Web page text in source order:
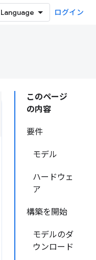
ログイン
このページ
の内容
要件
モデル
ハードウェ
ア
構築を開始
モデルのダ
ウンロード